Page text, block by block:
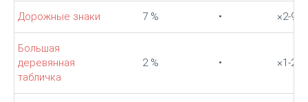
Дорожные знаки 7 % • ×2-9
Большая
деревянная
табличка
2 % • ×1-2